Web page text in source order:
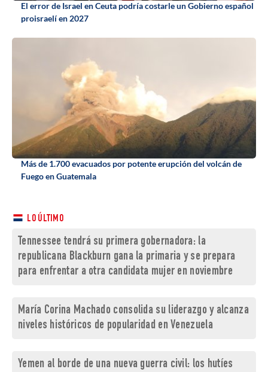
El error de Israel en Ceuta podría costarle un Gobierno español
proisraelí en 2027
Más de 1.700 evacuados por potente erupción del volcán de
Fuego en Guatemala
LO ÚLTIMO
Tennessee tendrá su primera gobernadora: la
republicana Blackburn gana la primaria y se prepara
para enfrentar a otra candidata mujer en noviembre
María Corina Machado consolida su liderazgo y alcanza
niveles históricos de popularidad en Venezuela
Yemen al borde de una nueva guerra civil: los hutíes